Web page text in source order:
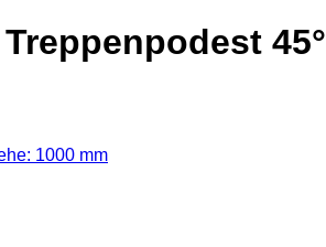
45°